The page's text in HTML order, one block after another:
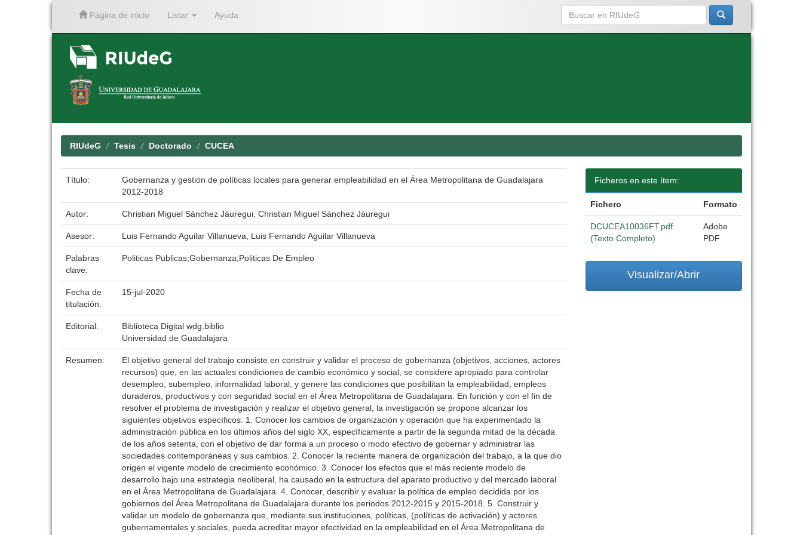
Página de inicio Listar Ayuda
RIUdeG Tesis Doctorado CUCEA
Título:
Gobernanza y gestión de políticas locales para generar empleabilidad en el Área Metropolitana de Guadalajara
2012-2018
Autor: Christian Miguel Sánchez Jáuregui, Christian Miguel Sánchez Jáuregui
Asesor: Luis Fernando Aguilar Villanueva, Luis Fernando Aguilar Villanueva
Palabras
clave:
Politicas Publicas;Gobernanza;Politicas De Empleo
Fecha de
titulación:
15-jul-2020
Editorial:
Biblioteca Digital wdg.biblio
Universidad de Guadalajara
Resumen:
El objetivo general del trabajo consiste en construir y validar el proceso de gobernanza (objetivos, acciones, actores
recursos) que, en las actuales condiciones de cambio económico y social, se considere apropiado para controlar
desempleo, subempleo, informalidad laboral, y genere las condiciones que posibilitan la empleabilidad, empleos
duraderos, productivos y con seguridad social en el Área Metropolitana de Guadalajara. En función y con el fin de
resolver el problema de investigación y realizar el objetivo general, la investigación se propone alcanzar los
siguientes objetivos específicos: 1. Conocer los cambios de organización y operación que ha experimentado la
administración pública en los últimos años del siglo XX, específicamente a partir de la segunda mitad de la década
de los años setenta, con el objetivo de dar forma a un proceso o modo efectivo de gobernar y administrar las
sociedades contemporáneas y sus cambios. 2. Conocer la reciente manera de organización del trabajo, a la que dio
origen el vigente modelo de crecimiento económico. 3. Conocer los efectos que el más reciente modelo de
desarrollo bajo una estrategia neoliberal, ha causado en la estructura del aparato productivo y del mercado laboral
en el Área Metropolitana de Guadalajara. 4. Conocer, describir y evaluar la política de empleo decidida por los
gobiernos del Área Metropolitana de Guadalajara durante los periodos 2012-2015 y 2015-2018. 5. Construir y
validar un modelo de gobernanza que, mediante sus instituciones, políticas, (políticas de activación) y actores
gubernamentales y sociales, pueda acreditar mayor efectividad en la empleabilidad en el Área Metropolitana de
Ficheros en este ítem:
Fichero Formato
DCUCEA10036FT.pdf
(Texto Completo)
Adobe
PDF
Visualizar/Abrir